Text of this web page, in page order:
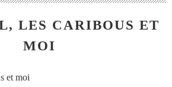
LES CARIBOUS ET
MOI